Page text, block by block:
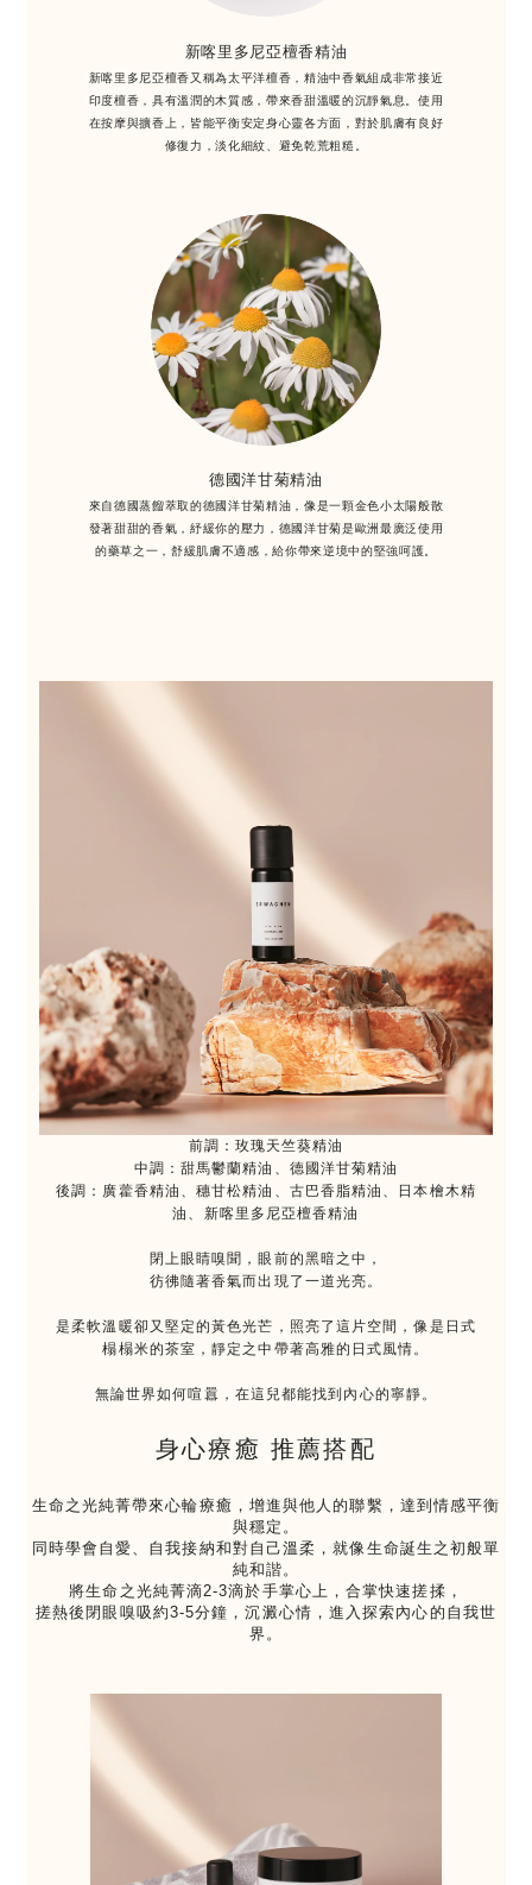
新喀里多尼亞檀香精油
新喀里多尼亞檀香又稱為太平洋檀香，精油中香氣組成非常接近
印度檀香，具有溫潤的木質感，帶來香甜溫暖的沉靜氣息。使用
在按摩與擴香上，皆能平衡安定身心靈各方面，對於肌膚有良好
修復力，淡化細紋、避免乾荒粗糙。
德國洋甘菊精油
來自德國蒸餾萃取的德國洋甘菊精油，像是一顆金色小太陽般散
發著甜甜的香氣，紓緩你的壓力，德國洋甘菊是歐洲最廣泛使用
的藥草之一，舒緩肌膚不適感，給你帶來逆境中的堅強呵護。
前調：玫瑰天竺葵精油
中調：甜馬鬱蘭精油、德國洋甘菊精油
後調：廣藿香精油、穗甘松精油、古巴香脂精油、日本檜木精
油、新喀里多尼亞檀香精油
閉上眼睛嗅聞，眼前的黑暗之中，
彷彿隨著香氣而出現了一道光亮。
是柔軟溫暖卻又堅定的黃色光芒，照亮了這片空間，像是日式
榻榻米的茶室，靜定之中帶著高雅的日式風情。
無論世界如何喧囂，在這兒都能找到內心的寧靜。
身心療癒 推薦搭配
生命之光純菁帶來心輪療癒，增進與他人的聯繫，達到情感平衡
與穩定。
同時學會自愛、自我接納和對自己溫柔，就像生命誕生之初般單
純和諧。
將生命之光純菁滴2-3滴於手掌心上，合掌快速搓揉，
搓熱後閉眼嗅吸約3-5分鐘，沉澱心情，進入探索內心的自我世
界。